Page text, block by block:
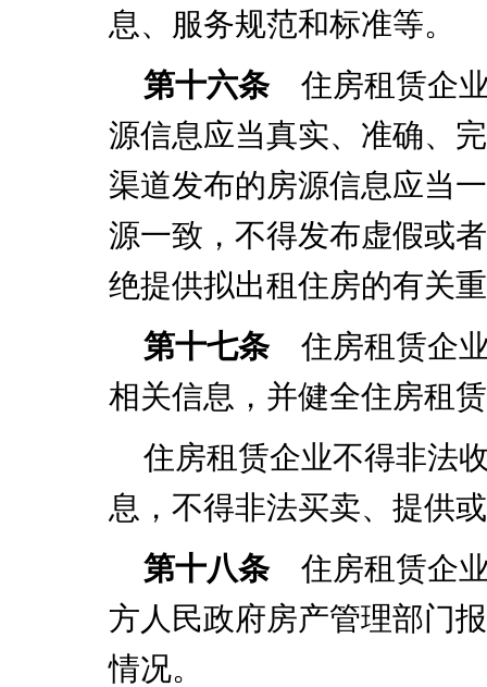
息、服务规范和标准等。
第十六条住房租赁企业
源信息应当真实、准确、
渠道发布的房源信息应当
源一致，不得发布虚假或
绝提供拟出租住房的有关
第十七条住房租赁企业
相关信息，并健全住房租
住房租赁企业不得非法
息，不得非法买卖、提供
第十八条住房租赁企业
方人民政府房产管理部门
情况。